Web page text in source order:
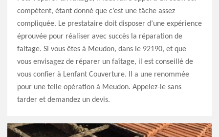
compétent, étant donné que c’est une tâche assez
compliquée. Le prestataire doit disposer d’une expérience
éprouvée pour réaliser avec succès la réparation de
faitage. Si vous êtes à Meudon, dans le 92190, et que
vous envisagez de réparer un faîtage, il est conseillé de
vous confier à Lenfant Couverture. Il a une renommée
pour une telle opération à Meudon. Appelez-le sans
tarder et demandez un devis.